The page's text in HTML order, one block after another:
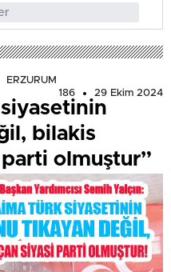
ERZURUM
186
29 Ekim 2024
bilakis
olmuştur”